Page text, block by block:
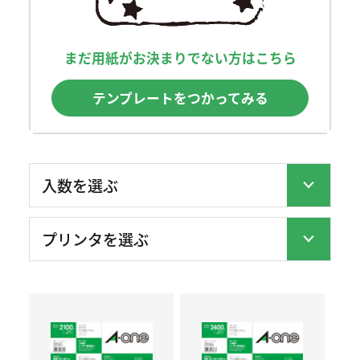
まだ用紙がお決まりでない方はこちら
テンプレートをつかってみる